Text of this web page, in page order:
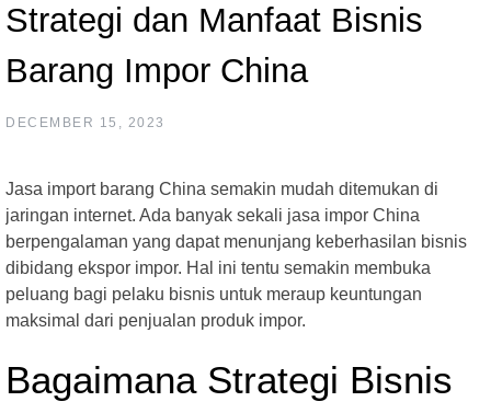
Strategi dan Manfaat Bisnis
Barang Impor China
DECEMBER 15, 2023
Jasa import barang China semakin mudah ditemukan di
jaringan internet. Ada banyak sekali jasa impor China
berpengalaman yang dapat menunjang keberhasilan bisnis
dibidang ekspor impor. Hal ini tentu semakin membuka
peluang bagi pelaku bisnis untuk meraup keuntungan
maksimal dari penjualan produk impor.
Bagaimana Strategi Bisnis